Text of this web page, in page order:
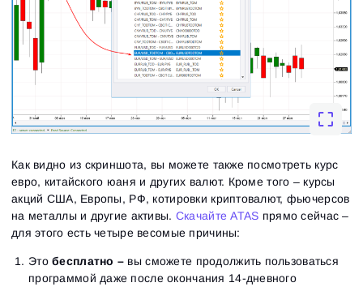
Как видно из скриншота, вы можете также посмотреть курс
евро, китайского юаня и других валют. Кроме того – курсы
акций США, Европы, РФ, котировки криптовалют, фьючерсов
на металлы и другие активы. Скачайте ATAS прямо сейчас –
для этого есть четыре весомые причины:
Этобесплатно – вы сможете продолжить пользоваться
программой даже после окончания 14-дневного
Close
Вход
Забыли пароль?
Войти
Нет учётной записи?Зарегистрироваться
Восстановить пароль
Введи адрес электронной почты, и мы отправим
ссылку для создания нового пароля.
Сбросить пароль
Регистрация
Я принимаю:Terms of use,License agreement .
Ознакомьтесь с политикой конфиденциальности
Зарегистрироваться
Уже есть учётная запись?Войти